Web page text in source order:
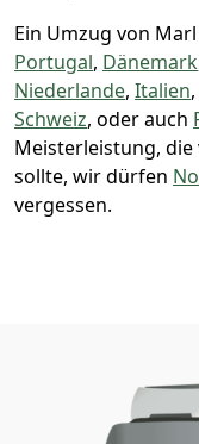
Ein Umzug von
Portugal, Dänemark
Niederlande, Italien,
Schweiz, oder auch
Meisterleistung,
sollte, wir dürfen
vergessen.